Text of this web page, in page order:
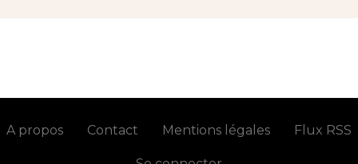
A propos Contact Mentions légales Flux RSS